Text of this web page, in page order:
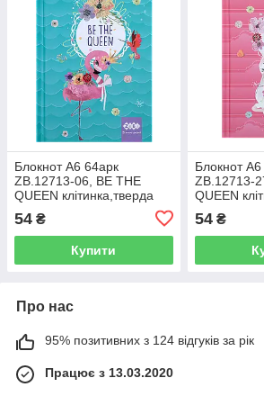
Блокнот А6 64арк
ZB.12713-06, BE THE
QUEEN клітинка,тверда
обкладинк,мат.лам.+лак,гліт,бірюзовий(10)
54 ₴
Купити
Блокнот А6
ZB.12713-
QUEEN
54₴
Про нас
95% позитивних з 124 відгуків за рік
Працює з 13.03.2020